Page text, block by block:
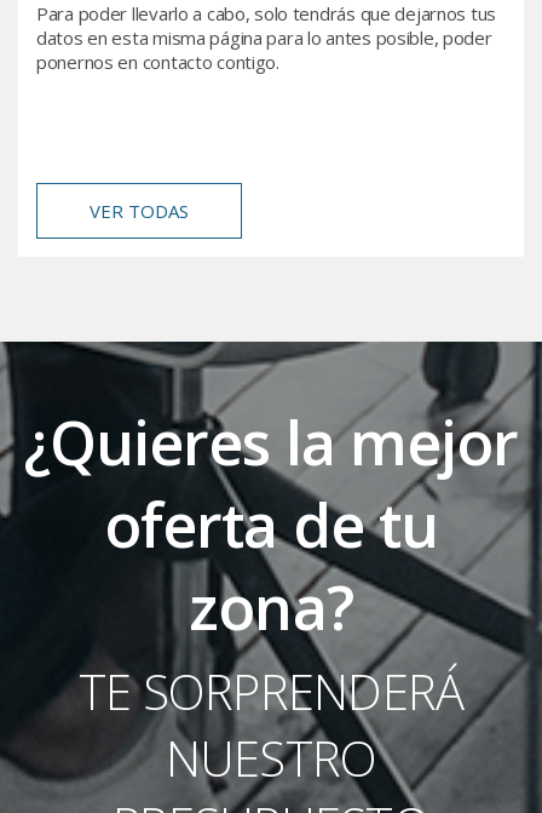
Para poder llevarlo a cabo, solo tendrás que dejarnos tus
datos en esta misma página para lo antes posible, poder
ponernos en contacto contigo.
VER TODAS
¿Quieres la mejor
oferta de tu
zona?
TE SORPRENDERÁ
NUESTRO